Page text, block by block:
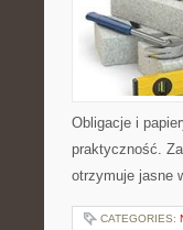
Obligacje i
praktyczność.
otrzymuje jasne
CATEGORIES: